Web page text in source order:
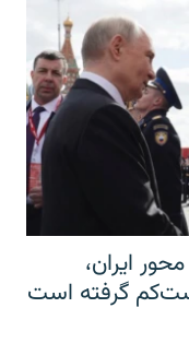
ایران،
گرفته است